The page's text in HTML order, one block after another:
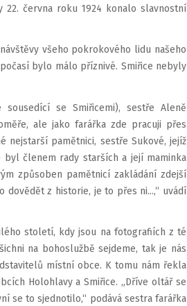
června roku 1924 konalo slavnostní
všeho pokrokového lidu našeho
bylo málo příznivé. Smiřice nebyly
se Smiřicemi), sestře Aleně
ale jako farářka zde pracuji přes
nejstarší pamětnici, sestře Sukové, jejíž
členem rady starších a její maminka
způsoben pamětnicí zakládání zdejší
z historie, je to přes ni...,“ uvádí
století, kdy jsou na fotografiích z té
na bohoslužbě sejdeme, tak je nás
místní obce. K tomu nám řekla
Holohlavy a Smiřice. „Dříve oltář se
se to sjednotilo,“ podává sestra farářka